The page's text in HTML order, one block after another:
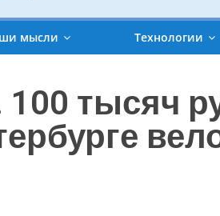
мысли Технологии
тысяч